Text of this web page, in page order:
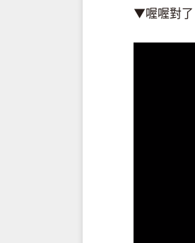
▼喔喔對了